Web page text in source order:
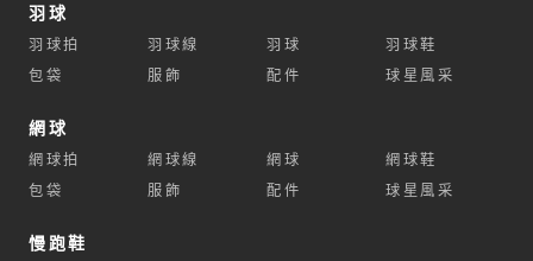
羽球
羽球拍 羽球線 羽球
羽球鞋
包袋
服飾 配件 球星風采
網球
網球拍 網球線 網球
網球鞋
包袋
服飾 配件 球星風采
慢跑鞋